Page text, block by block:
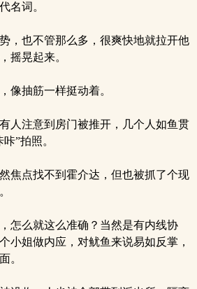
名词。
，也不管那么多，很爽快地就拉开他
摇晃起来。
像抽筋一样挺动着。
人注意到房门被推开，几个人如鱼贯
”拍照。
焦点找不到霍介达，但也被抓了个现
怎么就这么准确？当然是有内线协
小姐做内应，对鱿鱼来说易如反掌，
。